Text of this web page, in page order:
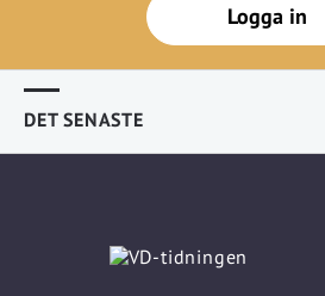
Logga in
DET SENASTE